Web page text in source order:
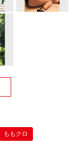
ももクロ